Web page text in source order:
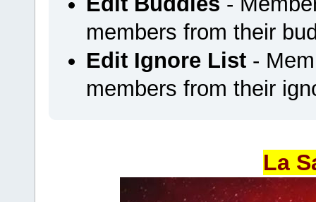
members from their
Edit Ignore List-
members from their
La